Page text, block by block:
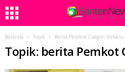
Beranda Topik Berita Pemkot Cilegon terbaru
Topik: berita Pemkot